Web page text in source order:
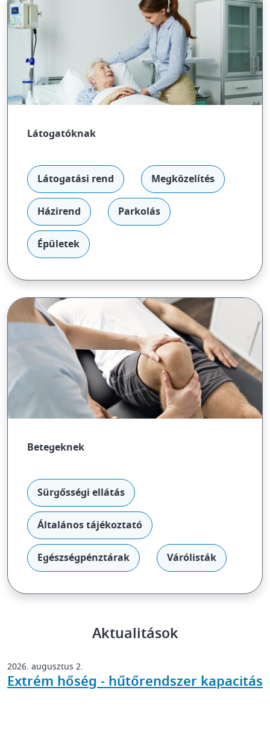
Látogatóknak
Látogatási rend Megközelítés
Házirend Parkolás
Épületek
Betegeknek
Sürgősségi ellátás
Általános tájékoztató
Egészségpénztárak Várólisták
Aktualitások
2026. augusztus 2.
Extrém hőség - hűtőrendszer kapacitás